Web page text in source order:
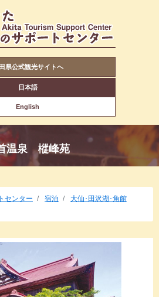
県公式観光サイトへ
日本語
English
温泉 樅峰苑
センター 宿泊
大仙･田沢湖･角館